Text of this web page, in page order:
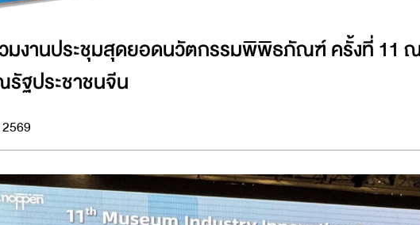
มงานประชุมสุดยอดนวัตกรรมพิพิธภัณฑ์ ครั้งที่ 11 ณ
ฐประชาชนจีน